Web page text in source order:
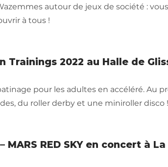
autour de jeux de société :
à tous !
Trainings 2022 au Halle de
pour les adultes en accéléré. Au
du roller derby et une miniroller disco !
MARS RED SKY en concert à